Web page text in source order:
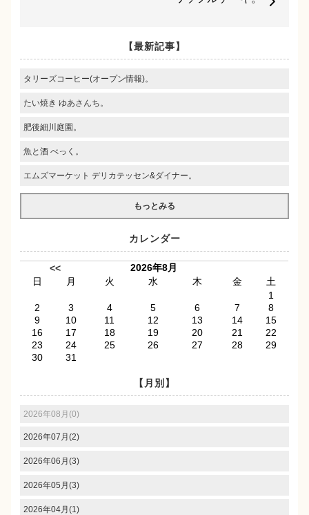
【最新記事】
タリーズコーヒー(オープン情報)。
たい焼き ゆあさんち。
肥後細川庭園。
魚と酒 べっく。
エムズマーケット デリカテッセン&ダイナー。
もっとみる
カレンダー
<<
2026年8月
日
月 火 水 木 金
土
1
2
3 4 5 6 7
8
9
10 11 12 13 14
15
16
17 18 19 20 21
22
23
24 25 26 27 28
29
30
31
【月別】
2026年08月(0)
2026年07月(2)
2026年06月(3)
2026年05月(3)
2026年04月(1)